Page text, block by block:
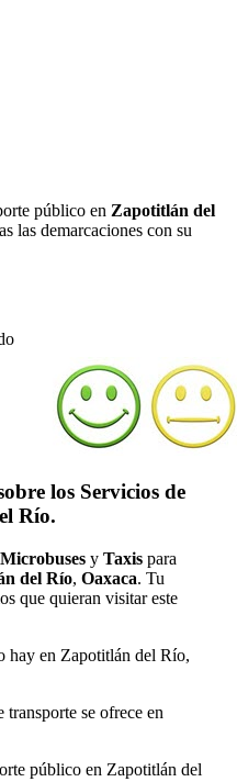
público en Zapotitlán del
las demarcaciones con su
los Servicios de
Río.
Microbuses y Taxis para
del Río, Oaxaca. Tu
que quieran visitar este
hay en Zapotitlán del Río,
se ofrece en
público en Zapotitlán del